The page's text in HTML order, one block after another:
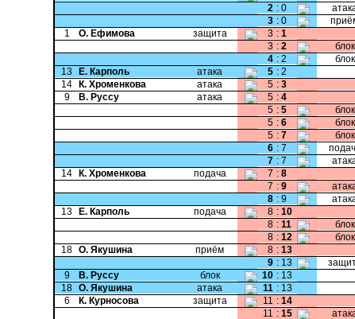
2 : 0
3 : 0
1
О. Ефимова защита 3 : 1
3 : 2 блок
4 : 2 блок
13
Е. Карполь атака 5 : 2
14
К. Хроменкова атака 5 : 3
9
В. Руссу атака 5 : 4
5 : 5 блок
5 : 6 блок
5 : 7 блок
6 : 7
7 : 7
14
К. Хроменкова подача 7 : 8
7 : 9
8 : 9
13
Е. Карполь подача 8 : 10
8 : 11 блок
8 : 12 блок
18 О. Якушина приём 8 : 13
9 : 13
9
В. Руссу блок 10 : 13
18 О. Якушина атака 11 : 13
6
К. Курносова защита 11 : 14
11 : 15